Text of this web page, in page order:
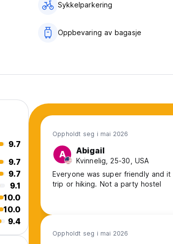
Sykkelparkering
Oppbevaring av bagasje
9.7
9.7
9.7
9.1
10.0
10.0
9.4
Oppholdt seg i mai 2026
A Abigail
Kvinnelig, 25-30, USA
Everyone was super friendly and
trip or hiking. Not a party hostel
Oppholdt seg i mai 2026